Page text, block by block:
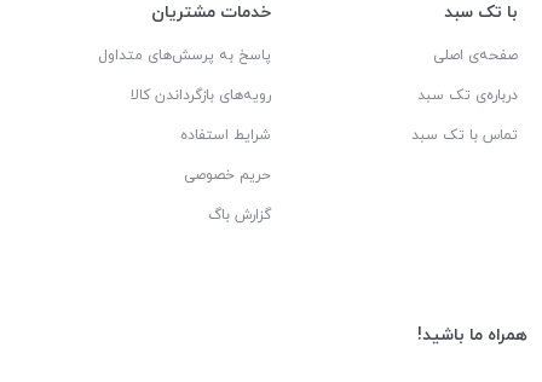
با تک سبد
صفحه‌ی اصلی
درباره‌ی تک سبد
تماس با تک سبد
خدمات مشتریان
پاسخ به پرسش‌های متداول
رویه‌های بازگرداندن کالا
شرایط استفاده
حریم خصوصی
گزارش باگ
همراه ما باشید!